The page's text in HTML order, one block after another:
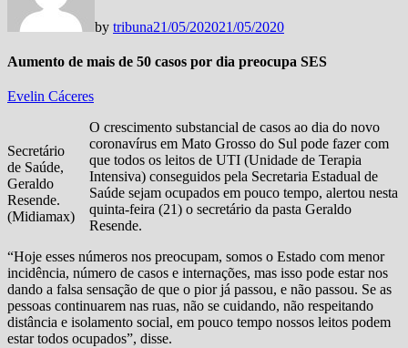
by tribuna21/05/202021/05/2020
Aumento de mais de 50 casos por dia preocupa SES
Evelin Cáceres
Secretário
de Saúde,
Geraldo
Resende.
(Midiamax)
O crescimento substancial de casos ao dia do novo
coronavírus em Mato Grosso do Sul pode fazer com
que todos os leitos de UTI (Unidade de Terapia
Intensiva) conseguidos pela Secretaria Estadual de
Saúde sejam ocupados em pouco tempo, alertou nesta
quinta-feira (21) o secretário da pasta Geraldo
Resende.
“Hoje esses números nos preocupam, somos o Estado com menor
incidência, número de casos e internações, mas isso pode estar nos
dando a falsa sensação de que o pior já passou, e não passou. Se as
pessoas continuarem nas ruas, não se cuidando, não respeitando
distância e isolamento social, em pouco tempo nossos leitos podem
estar todos ocupados”, disse.